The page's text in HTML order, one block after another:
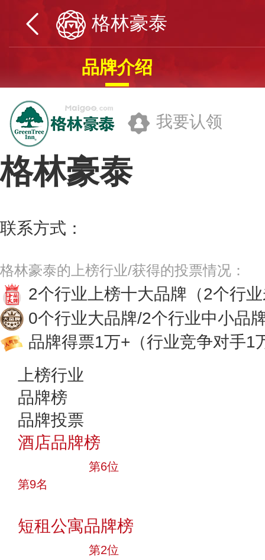
格林豪泰
品牌介绍
我要认领
格林豪泰
联系方式：
格林豪泰的上榜行业/获得的投票情况：
2个行业上榜十大品牌 （2个行
0个行业大品牌/2个行业中小品
品牌得票1万+ （行业竞争对手1
上榜行业
品牌榜
品牌投票
酒店品牌榜
第6位
第9名
短租公寓品牌榜
第2位